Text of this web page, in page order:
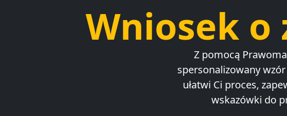
Wniosek o
Z pomocą
spersonalizowany
ułatwi Ci proces,
wskazówki do